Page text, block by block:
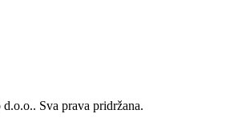
d.o.o.. Sva prava pridržana.